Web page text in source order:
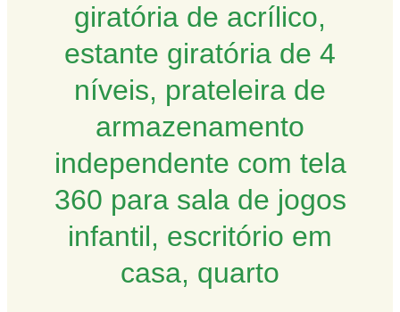
giratória de acrílico,
estante giratória de 4
níveis, prateleira de
armazenamento
independente com tela
360 para sala de jogos
infantil, escritório em
casa, quarto